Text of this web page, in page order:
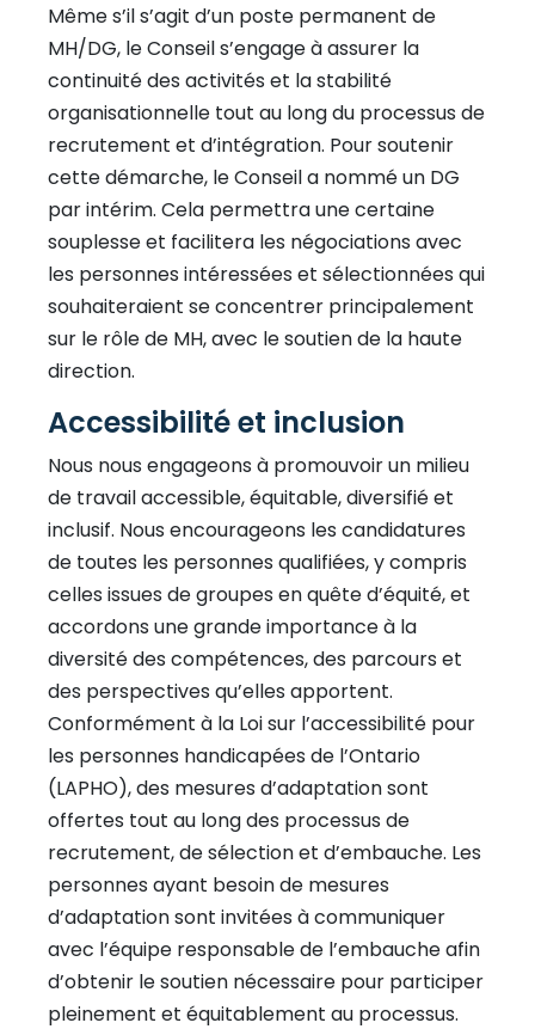
Même s’il s’agit d’un poste permanent de
MH/DG, le Conseil s’engage à assurer la
continuité des activités et la stabilité
organisationnelle tout au long du processus de
recrutement et d’intégration. Pour soutenir
cette démarche, le Conseil a nommé un DG
par intérim. Cela permettra une certaine
souplesse et facilitera les négociations avec
les personnes intéressées et sélectionnées qui
souhaiteraient se concentrer principalement
sur le rôle de MH, avec le soutien de la haute
direction.
Accessibilité et inclusion
Nous nous engageons à promouvoir un milieu
de travail accessible, équitable, diversifié et
inclusif. Nous encourageons les candidatures
de toutes les personnes qualifiées, y compris
celles issues de groupes en quête d’équité, et
accordons une grande importance à la
diversité des compétences, des parcours et
des perspectives qu’elles apportent.
Conformément à la Loi sur l’accessibilité pour
les personnes handicapées de l’Ontario
(LAPHO), des mesures d’adaptation sont
offertes tout au long des processus de
recrutement, de sélection et d’embauche. Les
personnes ayant besoin de mesures
d’adaptation sont invitées à communiquer
avec l’équipe responsable de l’embauche afin
d’obtenir le soutien nécessaire pour participer
pleinement et équitablement au processus.